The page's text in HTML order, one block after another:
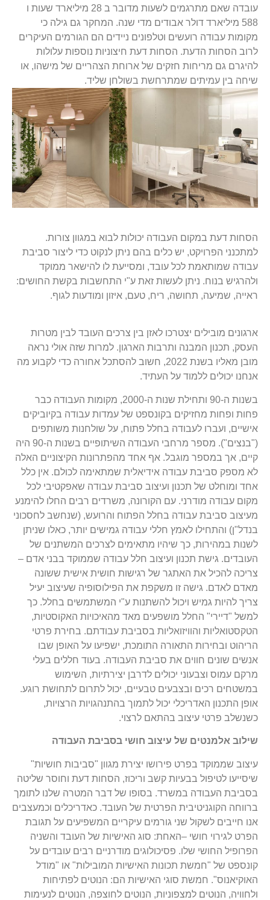
עובדה שאם מתרגמים לשעות מדובר ב 28 מיליארד שעות ו
588 מיליארד דולר אבודים מדי שנה. המחקר גם גילה כי
מקומות עבודה רועשים וטלפונים ניידים הם הגורמים העיקרים
לרוב הסחות הדעת. הסחות דעת חיצוניות נוספות עלולות
להיגרם גם מריחות חזקים של ארוחת הצהריים של מישהו, או
שיחה בין עמיתים שמתרחשת בשולחן שליד.
הסחות דעת במקום העבודה יכולות לבוא במגוון צורות.
למתכנני הפרויקט, יש כלים בהם ניתן לנקוט כדי ליצור סביבת
עבודה שמותאמת לכל עובד, ומסייעת לו להישאר ממוקד
ולהרגיש בנוח. ניתן לעשות זאת ע"י התחשבות בקשת החושים:
ראייה, שמיעה, תחושה, ריח, טעם, איזון ומודעות לגוף.
ארגונים מובילים יצטרכו לאזן בין צרכים העובד לבין מטרות
העסק, תכנון המבנה ותרבות הארגון. למרות שזה אולי נראה
מובן מאליו בשנת 2022, חשוב להסתכל אחורה כדי לקבוע מה
אנחנו יכולים ללמוד על העתיד.
בשנות ה-90 ותחילת שנות ה-2000, מקומות העבודה כבר
פחות ופחות מחזיקים בקונספט של עמדות עבודה בקיוביקים
אישיים, ועברו לעבודה בחלל פתוח, על שולחנות משותפים
("בנצים"). מספר מרחבי העבודה השיתופיים בשנות ה-90 היה
קיים, אך במספר מוגבל. אף אחד מהפתרונות הקיצוניים האלה
לא מספק סביבת עבודה אידיאלית שמתאימה לכולם. אין כלל
אחד ומוחלט של תכנון ועיצוב סביבת עבודה שאפקטיבי לכל
מקום עבודה מודרני. עם הקורונה, משרדים רבים החלו להימנע
מעיצוב סביבת עבודה בחלל הפתוח והרועש, (שנחשב לחסכוני
בנדל"ן) והתחילו לאמץ חללי עבודה גמישים יותר, כאלו שניתן
לשנות במהירות, כך שיהיו מתאימים לצרכים המשתנים של
העובדים. גישת תכנון ועיצוב חלל עבודה שממוקד בבני אדם –
צריכה להכיל את האתגר של רגישות חושית אישית ששונה
מאדם לאדם. גישה זו משקפת את הפילוסופיה שעיצוב יעיל
צריך להיות גמיש ויכול להשתנות ע"י המשתמשים בחלל. כך
למשל "דיירי" החלל מושפעים מאד מהאיכויות האקוסטיות,
הטקסטואליות והוויזואליות בסביבת עבודתם. בחירת פרטי
הריהוט ובחירות התאורה התומכת, ישפיעו על האופן שבו
אנשים שונים חווים את סביבת העבודה. בעוד חללים בעלי
מרקם עמוס וצבעוני יכולים לדרבן יצירתיות, השימוש
במשטחים רכים ובצבעים טבעיים, יכול לתרום לתחושת רוגע.
אופן התכנון האדריכלי יכול לתמוך בהתנהגויות הרצויות,
כשנשלב פרטי עיצוב בהתאם לרצוי.
שילוב אלמנטים של עיצוב חושי בסביבת העבודה
עיצוב שממוקד בפרט פירושו יצירת מגוון "סביבות חושיות"
שיסייעו לטיפול בבעיות קשב וריכוז, הסחות דעת וחוסר שליטה
בסביבת העבודה במשרד. בסופו של דבר המטרה שלנו לתומך
ברווחה הקוגניטיבית הפרטית של העובד. כאדריכלים וכמעצבים
אנו חייבים לשקול שני גורמים עיקריים המשפיעים על תגובת
הפרט לגירוי חושי –האחת: סוג האישיות של העובד והשניה
הפרופיל החושי שלו. פסיכולוגים מודרניים רבים עובדים על
קונספט של "חמשת תכונות האישיות המובילות" או "מודל
האוקיאנוס". חמשת סוגי האישיות הם: הנוטים לפתיחות
ולחוויה, הנוטים למצפוניות, הנוטים לחוצפה, הנוטים לנעימות